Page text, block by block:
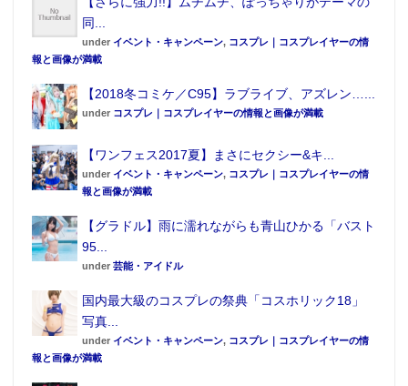
同...
under イベント・キャンペーン, コスプレ｜コスプレイヤーの情
報と画像が満載
【2018冬コミケ／C95】ラブライブ、アズレン…...
under コスプレ｜コスプレイヤーの情報と画像が満載
【ワンフェス2017夏】まさにセクシー&キ...
under イベント・キャンペーン, コスプレ｜コスプレイヤーの情
報と画像が満載
【グラドル】雨に濡れながらも青山ひかる「バスト
95...
under 芸能・アイドル
国内最大級のコスプレの祭典「コスホリック18」
写真...
under イベント・キャンペーン, コスプレ｜コスプレイヤーの情
報と画像が満載